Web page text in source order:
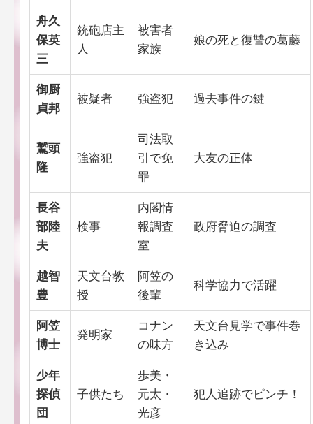
舟久
保英
三
銃砲店主
人
被害者
家族
娘の死と復讐の葛藤
御厨
貞邦
被疑者 強盗犯 過去事件の鍵
鷲頭
隆
強盗犯
司法取
引で免
罪
大友の正体
長谷
部陸
夫
検事
内閣情
報調査
室
政府脅迫の調査
越智
豊
天文台教
授
阿笠の
後輩
科学協力で活躍
阿笠
博士
発明家
コナン
の味方
天文台見学で事件巻
き込み
少年
探偵
団
子供たち
歩美・
元太・
光彦
犯人追跡でピンチ！